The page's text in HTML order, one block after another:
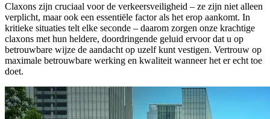
Claxons zijn cruciaal voor de verkeersveiligheid – ze zijn niet alleen
verplicht, maar ook een essentiële factor als het erop aankomt. In
kritieke situaties telt elke seconde – daarom zorgen onze krachtige
claxons met hun heldere, doordringende geluid ervoor dat u op
betrouwbare wijze de aandacht op uzelf kunt vestigen. Vertrouw op
maximale betrouwbare werking en kwaliteit wanneer het er echt toe
doet.